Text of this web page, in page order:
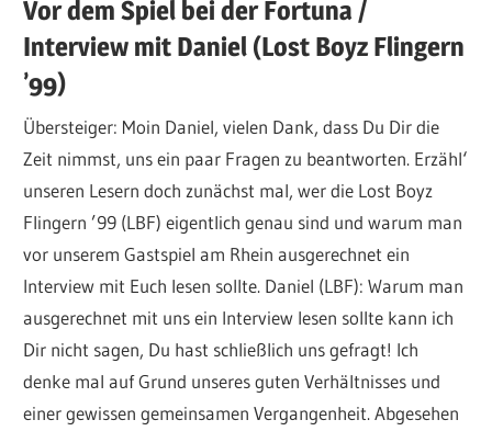
Vor dem Spiel bei der Fortuna /
Interview mit Daniel (Lost Boyz Flingern
’99)
Übersteiger: Moin Daniel, vielen Dank, dass Du Dir die
Zeit nimmst, uns ein paar Fragen zu beantworten. Erzähl‘
unseren Lesern doch zunächst mal, wer die Lost Boyz
Flingern ’99 (LBF) eigentlich genau sind und warum man
vor unserem Gastspiel am Rhein ausgerechnet ein
Interview mit Euch lesen sollte. Daniel (LBF): Warum man
ausgerechnet mit uns ein Interview lesen sollte kann ich
Dir nicht sagen, Du hast schließlich uns gefragt! Ich
denke mal auf Grund unseres guten Verhältnisses und
einer gewissen gemeinsamen Vergangenheit. Abgesehen